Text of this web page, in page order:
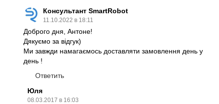
Консультант SmartRobot
11.10.2022 в 18:11
Доброго дня, Антоне!
Дякуємо за відгук)
Ми завжди намагаємось доставляти замовлення день у
день !
Ответить
Юля
08.03.2017 в 16:03